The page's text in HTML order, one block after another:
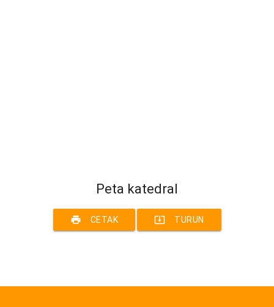
Peta katedral
print CETAK system_update_alt TURUN